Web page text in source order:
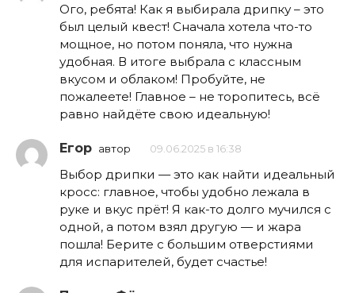
Ого, ребята! Как я выбирала дрипку – это
был целый квест! Сначала хотела что-то
мощное, но потом поняла, что нужна
удобная. В итоге выбрала с классным
вкусом и облаком! Пробуйте, не
пожалеете! Главное – не торопитесь, всё
равно найдёте свою идеальную!
Егор автор 09.06.2025 в 16:38
Выбор дрипки — это как найти идеальный
кросс: главное, чтобы удобно лежала в
руке и вкус прёт! Я как-то долго мучился с
одной, а потом взял другую — и жара
пошла! Берите с большим отверстиями
для испарителей, будет счастье!